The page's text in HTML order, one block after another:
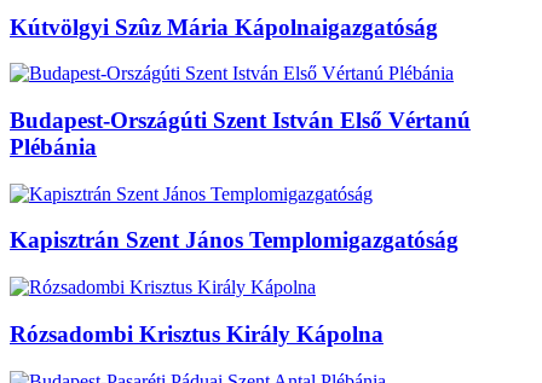
Kútvölgyi Szûz Mária Kápolnaigazgatóság
Budapest-Országúti Szent István Első Vértanú
Plébánia
Kapisztrán Szent János Templomigazgatóság
Rózsadombi Krisztus Király Kápolna